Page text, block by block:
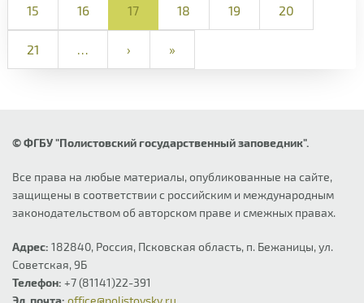
15 16 17 18 19 20
21 … › »
© ФГБУ "Полистовский государственный заповедник".
Все права на любые материалы, опубликованные на сайте,
защищены в соответствии с российским и международным
законодательством об авторском праве и смежных правах.
Адрес: 182840, Россия, Псковская область, п. Бежаницы, ул.
Советская, 9Б
Телефон: +7 (81141)22-391
Эл. почта: office@polistovsky.ru